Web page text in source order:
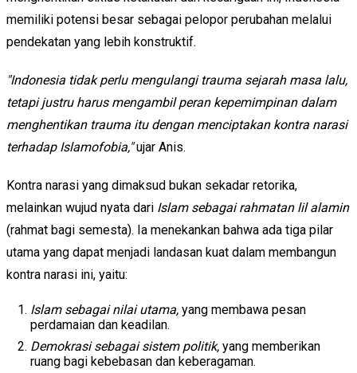
memiliki potensi besar sebagai pelopor perubahan melalui
pendekatan yang lebih konstruktif.
"Indonesia tidak perlu mengulangi trauma sejarah masa lalu,
tetapi justru harus mengambil peran kepemimpinan dalam
menghentikan trauma itu dengan menciptakan kontra narasi
terhadap Islamofobia,"ujar Anis.
Kontra narasi yang dimaksud bukan sekadar retorika,
melainkan wujud nyata dari Islam sebagai rahmatan lil alamin
(rahmat bagi semesta). Ia menekankan bahwa ada tiga pilar
utama yang dapat menjadi landasan kuat dalam membangun
kontra narasi ini, yaitu:
Islam sebagai nilai utama, yang membawa pesan
perdamaian dan keadilan.
Demokrasi sebagai sistem politik, yang memberikan
ruang bagi kebebasan dan keberagaman.